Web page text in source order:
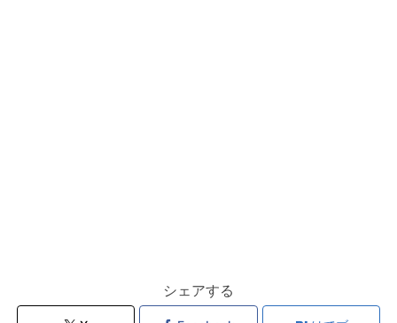
シェアする